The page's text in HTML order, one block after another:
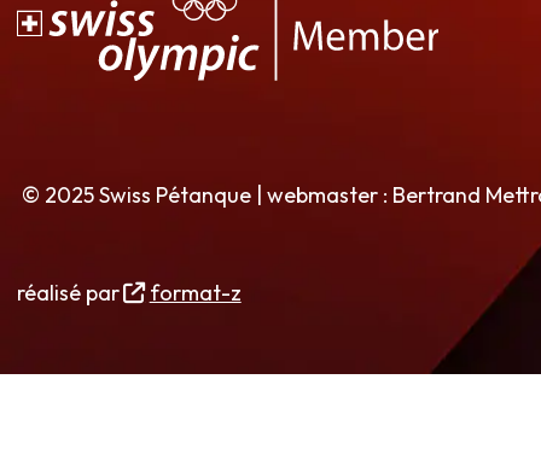
© 2025 Swiss Pétanque | webmaster : Bertrand
réalisé par format-z